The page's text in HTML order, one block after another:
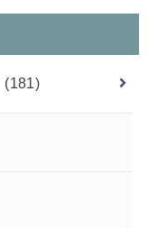
(181)